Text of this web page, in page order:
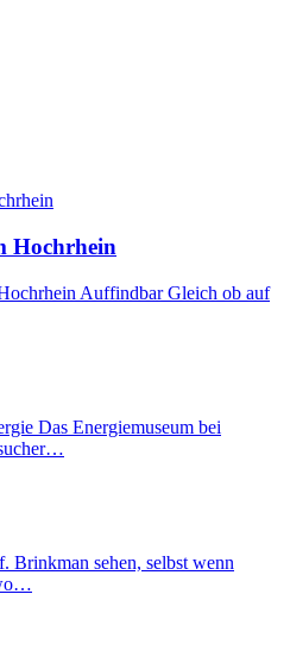
Hochrhein
Auffindbar Gleich ob auf
Das Energiemuseum bei
Brinkman sehen, selbst wenn